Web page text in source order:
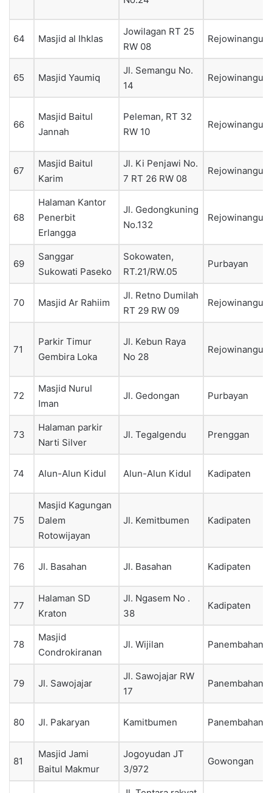
64 Masjid al Ihklas
Jowilagan RT 25
RW 08
Rejowinangun
65 Masjid Yaumiq
Jl. Semangu No.
14
Rejowinangun
66
Masjid Baitul
Jannah
Peleman, RT 32
RW 10
Rejowinangun
67
Masjid Baitul
Karim
Jl. Ki Penjawi No.
7 RT 26 RW 08
Rejowinangun
68
Halaman Kantor
Penerbit
Erlangga
Jl. Gedongkuning
No.132
Rejowinangun
69
Sanggar
Sukowati Paseko
Sokowaten,
RT.21/RW.05
Purbayan
70 Masjid Ar Rahiim
Jl. Retno Dumilah
RT 29 RW 09
Rejowinangun
71
Parkir Timur
Gembira Loka
Jl. Kebun Raya
No 28
Rejowinangun
72
Masjid Nurul
Iman
Jl. Gedongan Purbayan
73
Halaman parkir
Narti Silver
Jl. Tegalgendu Prenggan
74 Alun-Alun Kidul Alun-Alun Kidul Kadipaten
75
Masjid Kagungan
Dalem
Rotowijayan
Jl. Kemitbumen Kadipaten
76 Jl. Basahan Jl. Basahan Kadipaten
77
Halaman SD
Kraton
Jl. Ngasem No .
38
Kadipaten
78
Masjid
Condrokiranan
Jl. Wijilan Panembahan
79 Jl. Sawojajar
Jl. Sawojajar RW
17
Panembahan
80 Jl. Pakaryan Kamitbumen Panembahan
81
Masjid Jami
Baitul Makmur
Jogoyudan JT
3/972
Gowongan